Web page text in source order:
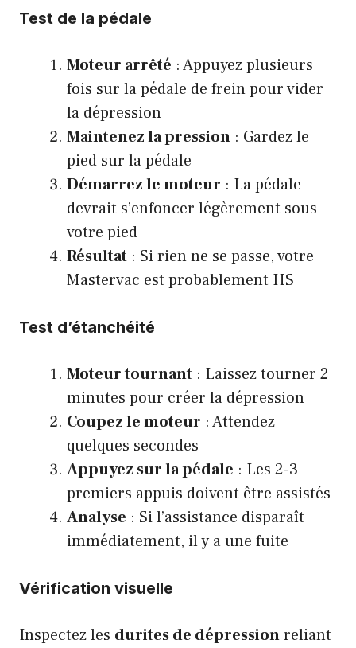
Test de la pédale
Moteur arrêté : Appuyez plusieurs
fois sur la pédale de frein pour vider
la dépression
Maintenez la pression : Gardez le
pied sur la pédale
Démarrez le moteur : La pédale
devrait s’enfoncer légèrement sous
votre pied
Résultat : Si rien ne se passe, votre
Mastervac est probablement HS
Test d’étanchéité
Moteur tournant : Laissez tourner 2
minutes pour créer la dépression
Coupez le moteur : Attendez
quelques secondes
Appuyez sur la pédale : Les 2-3
premiers appuis doivent être assistés
Analyse : Si l’assistance disparaît
immédiatement, il y a une fuite
Vérification visuelle
Inspectez les durites de dépressionreliant